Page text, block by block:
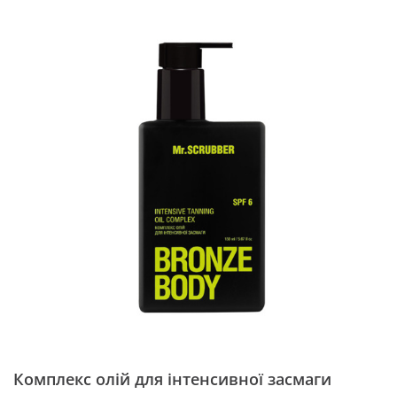
Комплекс олій для інтенсивної засмаги